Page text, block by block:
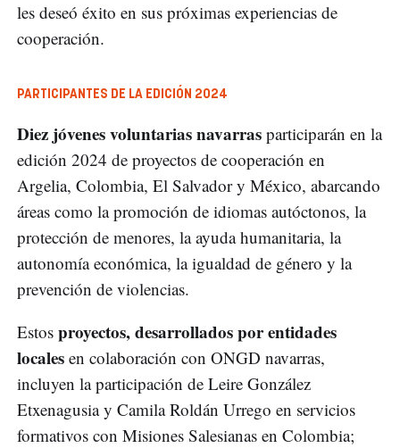
les deseó éxito en sus próximas experiencias de
cooperación.
PARTICIPANTES DE LA EDICIÓN 2024
Diez jóvenes voluntarias navarras participarán en la
edición 2024 de proyectos de cooperación en
Argelia, Colombia, El Salvador y México, abarcando
áreas como la promoción de idiomas autóctonos, la
protección de menores, la ayuda humanitaria, la
autonomía económica, la igualdad de género y la
prevención de violencias.
Estos proyectos, desarrollados por entidades
locales en colaboración con ONGD navarras,
incluyen la participación de Leire González
Etxenagusia y Camila Roldán Urrego en servicios
formativos con Misiones Salesianas en Colombia;